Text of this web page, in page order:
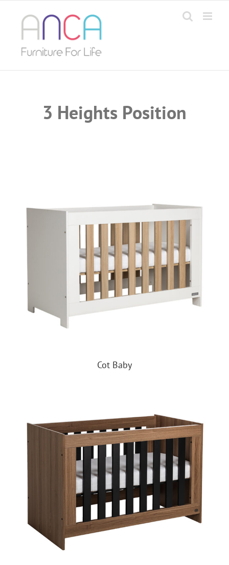
3 Heights Position
Cot Baby